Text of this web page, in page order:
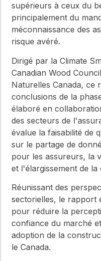
supérieurs à ceux du
principalement du
méconnaissance des
risque avéré.
Dirigé par la Climate
Canadian Wood
Naturelles Canada, ce
conclusions de la
élaboré en
des secteurs de
évalue la faisabilité de
sur le partage de
pour les assureurs, la
et l'élargissement de
Réunissant des
sectorielles, le rapport
pour réduire la
confiance du marché
adoption de la
le Canada.